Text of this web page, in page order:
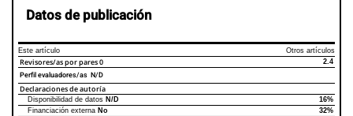
Datos de publicación
Este artículo Otros artículos
Revisores/as por pares0 2.4
Perfil evaluadores/as N/D
Declaraciones de autoría
Declaraciones de autoríaEste artículo
Disponibilidad de datos N/D
16%
Financiación externa No
32%